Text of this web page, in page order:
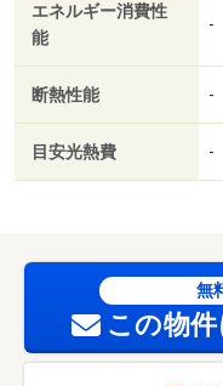
エネルギー消費性
能
-
断熱性能 -
目安光熱費 -
無
この物